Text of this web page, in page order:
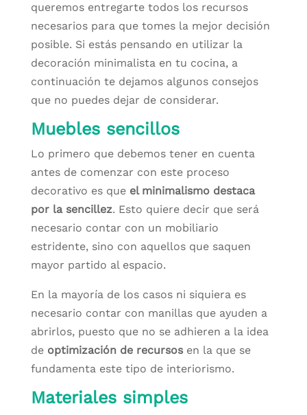
queremos entregarte todos los recursos
necesarios para que tomes la mejor decisión
posible. Si estás pensando en utilizar la
decoración minimalista en tu cocina, a
continuación te dejamos algunos consejos
que no puedes dejar de considerar.
Muebles sencillos
Lo primero que debemos tener en cuenta
antes de comenzar con este proceso
decorativo es que el minimalismo destaca
por la sencillez. Esto quiere decir que será
necesario contar con un mobiliario
estridente, sino con aquellos que saquen
mayor partido al espacio.
En la mayoría de los casos ni siquiera es
necesario contar con manillas que ayuden a
abrirlos, puesto que no se adhieren a la idea
deoptimización de recursosen la que se
fundamenta este tipo de interiorismo.
Materiales simples